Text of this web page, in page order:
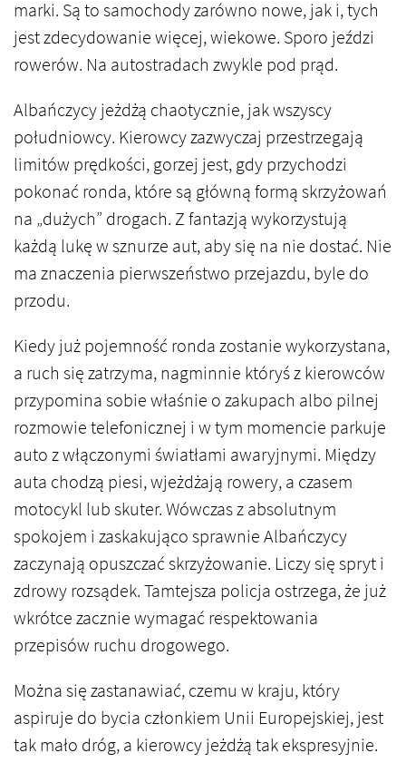
marki. Są to samochody zarówno nowe, jak i, tych
jest zdecydowanie więcej, wiekowe. Sporo jeździ
rowerów. Na autostradach zwykle pod prąd.
Albańczycy jeżdżą chaotycznie, jak wszyscy
południowcy. Kierowcy zazwyczaj przestrzegają
limitów prędkości, gorzej jest, gdy przychodzi
pokonać ronda, które są główną formą skrzyżowań
na „dużych” drogach. Z fantazją wykorzystują
każdą lukę w sznurze aut, aby się na nie dostać. Nie
ma znaczenia pierwszeństwo przejazdu, byle do
przodu.
Kiedy już pojemność ronda zostanie wykorzystana,
a ruch się zatrzyma, nagminnie któryś z kierowców
przypomina sobie właśnie o zakupach albo pilnej
rozmowie telefonicznej i w tym momencie parkuje
auto z włączonymi światłami awaryjnymi. Między
auta chodzą piesi, wjeżdżają rowery, a czasem
motocykl lub skuter. Wówczas z absolutnym
spokojem i zaskakująco sprawnie Albańczycy
zaczynają opuszczać skrzyżowanie. Liczy się spryt i
zdrowy rozsądek. Tamtejsza policja ostrzega, że już
wkrótce zacznie wymagać respektowania
przepisów ruchu drogowego.
Można się zastanawiać, czemu w kraju, który
aspiruje do bycia członkiem Unii Europejskiej, jest
tak mało dróg, a kierowcy jeżdżą tak ekspresyjnie.